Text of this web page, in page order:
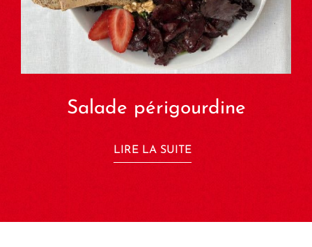
Salade périgourdine
LIRE LA SUITE